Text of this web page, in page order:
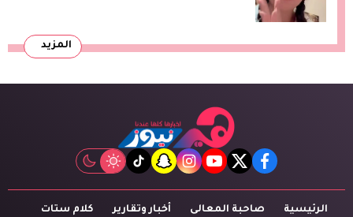
المزيد
facebook
twitter
youtube
instagram
snapchat
tiktok
الرئيسية صاحبة المعالى أخبار وتقارير كلام ستات